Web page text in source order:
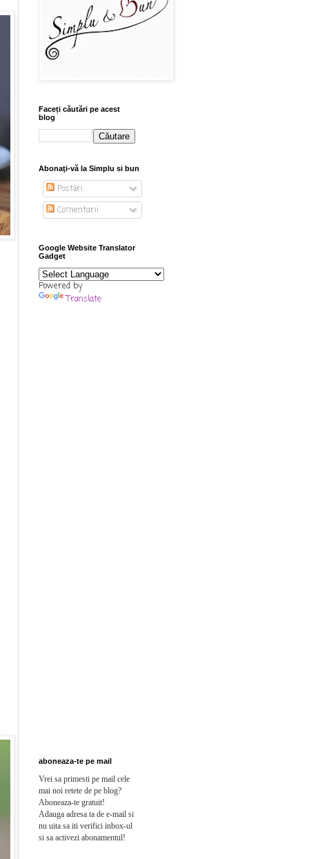
Faceți căutări pe acest
blog
Abonaţi-vă la Simplu si bun
Postări
Comentarii
Google Website Translator
Gadget
Powered by
Translate
aboneaza-te pe mail
Vrei sa primesti pe mail cele
mai noi retete de pe blog?
Aboneaza-te gratuit!
Adauga adresa ta de e-mail si
nu uita sa iti verifici inbox-ul
si sa activezi abonamentul!